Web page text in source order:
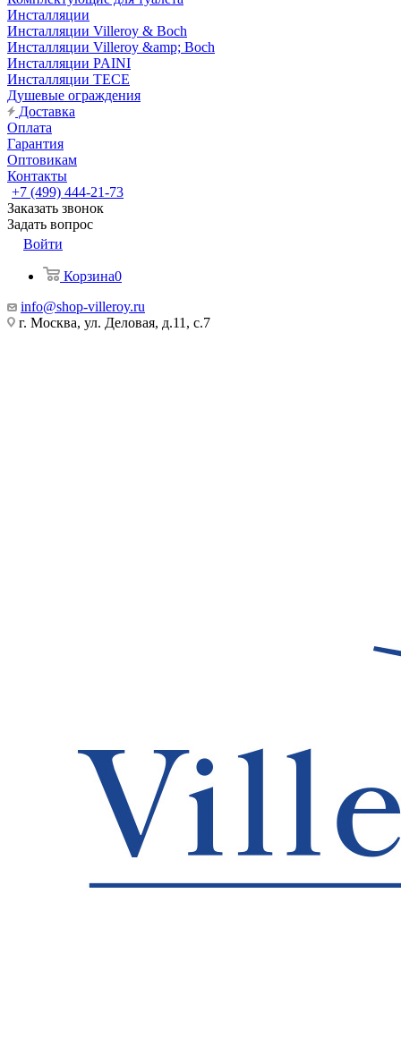
Инсталляции
Инсталляции Villeroy & Boch
Инсталляции Villeroy &amp; Boch
Инсталляции PAINI
Инсталляции TECE
Душевые ограждения
Доставка
Оплата
Гарантия
Оптовикам
Контакты
+7 (499) 444-21-73
Заказать звонок
Задать вопрос
Войти
Корзина0
info@shop-villeroy.ru
г. Москва, ул. Деловая, д.11, с.7